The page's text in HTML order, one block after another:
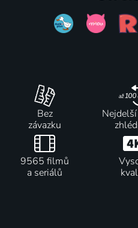
Grizzy et
Masha et
62
11 dílů
Peppa Pig
62%
Neuvěřitelný
Bez
závazku
9565 filmů
a seriálů